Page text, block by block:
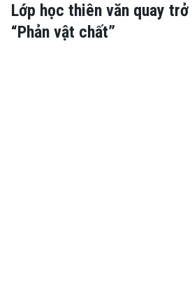
Lớp học thiên văn quay
“Phản vật chất”